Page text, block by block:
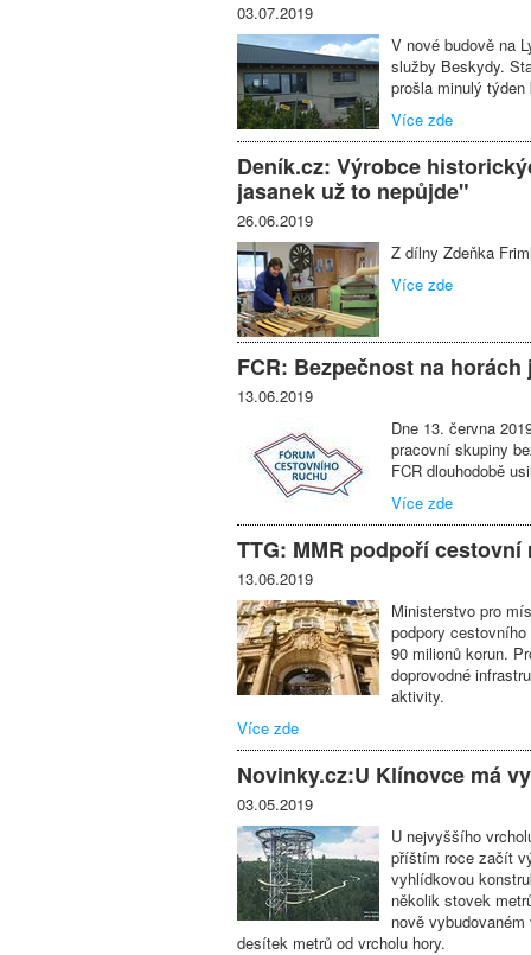
03.07.2019
V nové budově na
služby Beskydy.
prošla minulý
Více zde
Deník.cz: Výrobce
jasanek už to nepůjde"
26.06.2019
Z dílny Zdeňka
Více zde
FCR: Bezpečnost na horách
13.06.2019
Dne 13. června
pracovní skupiny
FCR dlouhodobě
Více zde
TTG: MMR podpoří
13.06.2019
Ministerstvo pro
podpory
90 milionů korun.
doprovodné
aktivity.
Více zde
Novinky.cz:U Klínovce má
03.05.2019
U nejvyššího
příštím roce začít
vyhlídkovou
několik stovek
nově
desítek metrů od vrcholu hory.